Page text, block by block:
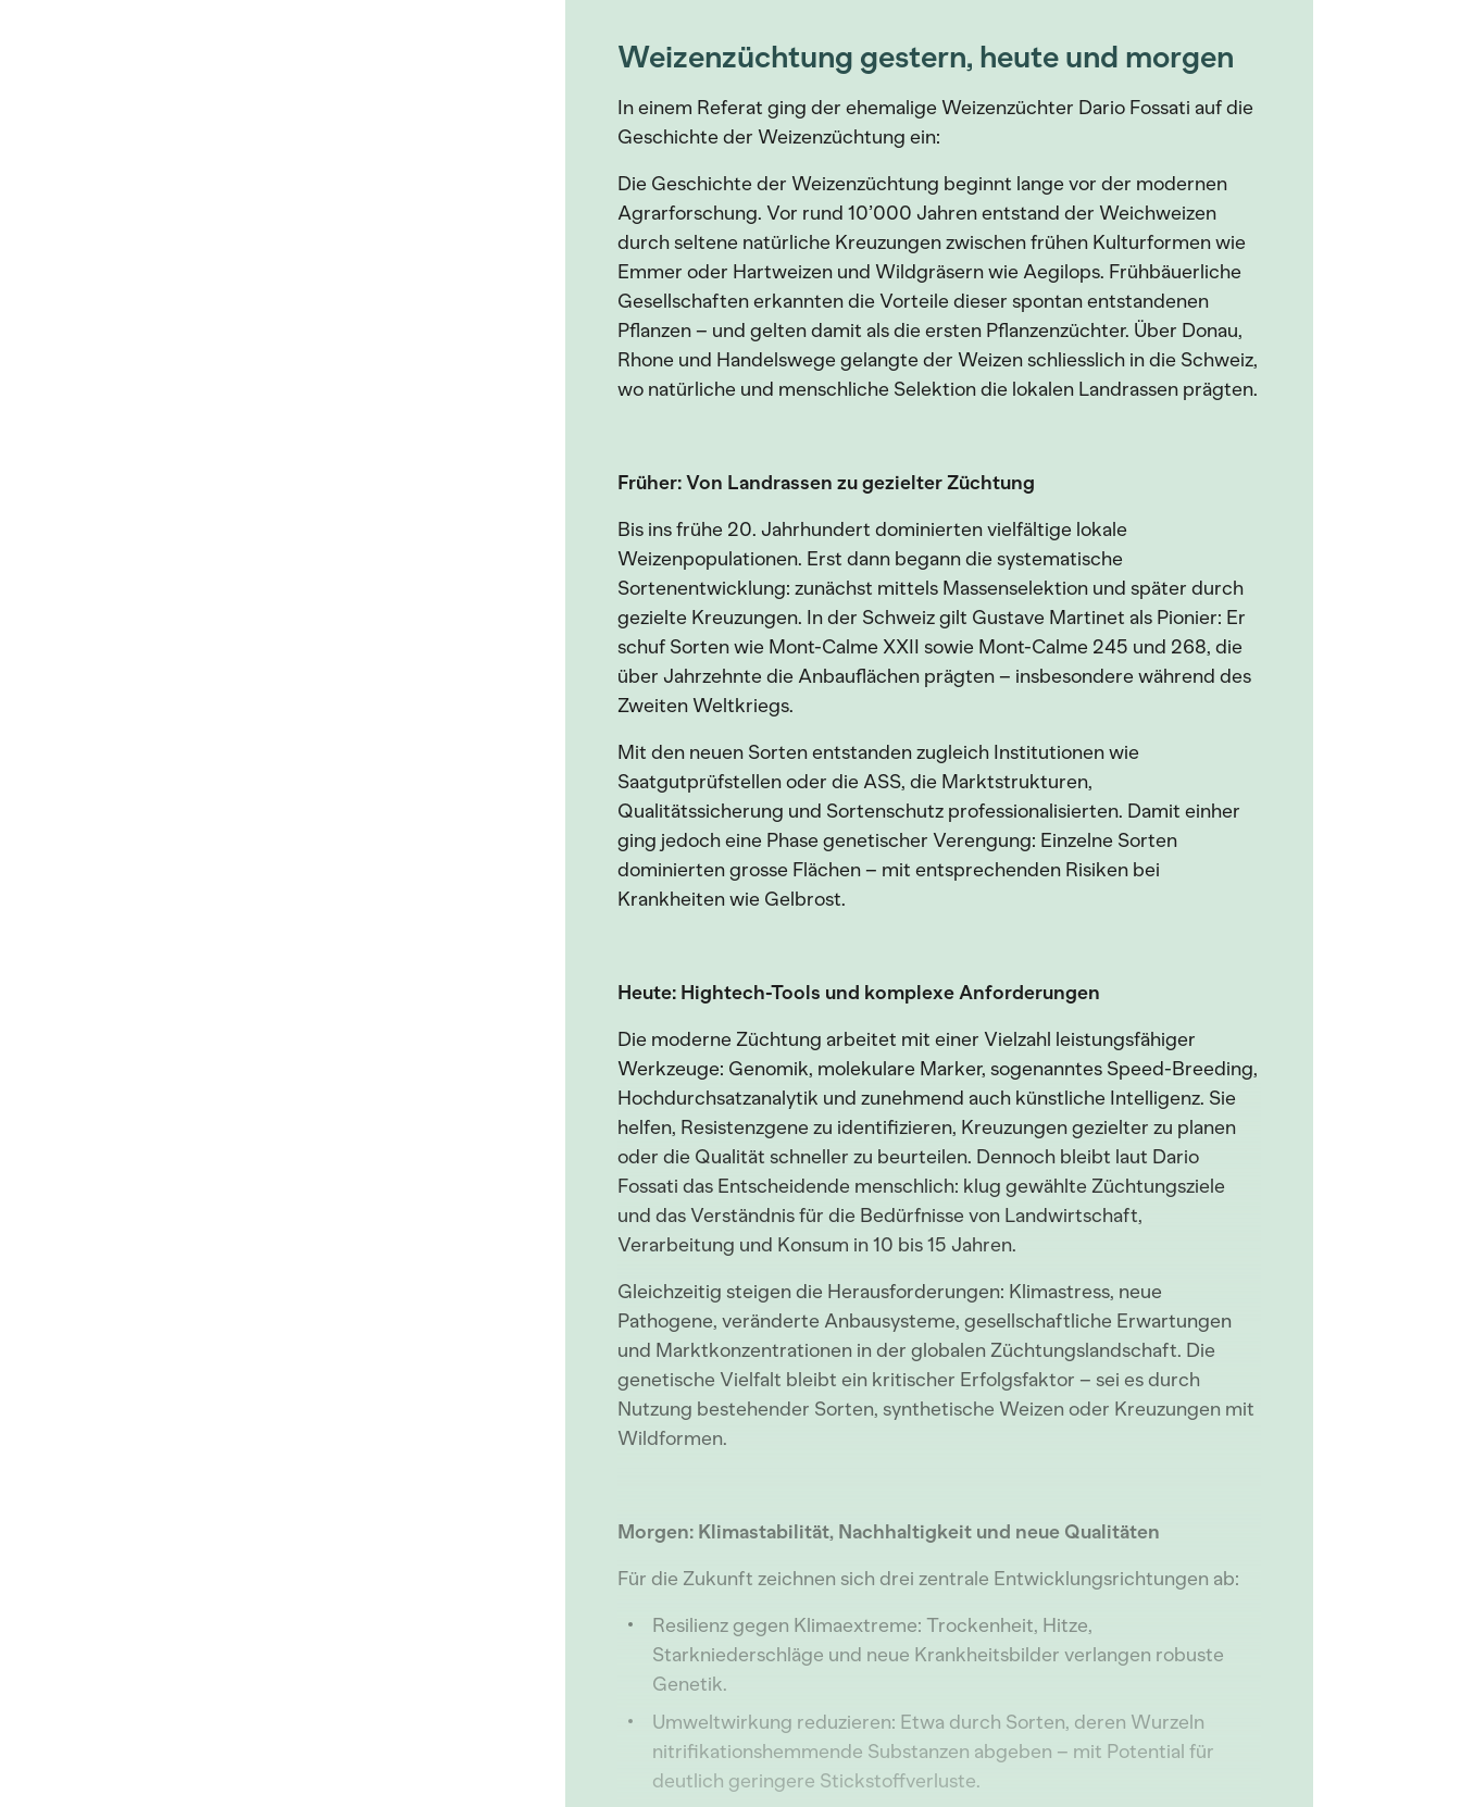
Weizenzüchtung gestern, heute und morgen
In einem Referat ging der ehemalige Weizenzüchter Dario Fossati auf die
Geschichte der Weizenzüchtung ein:
Die Geschichte der Weizenzüchtung beginnt lange vor der modernen
Agrarforschung. Vor rund 10’000 Jahren entstand der Weichweizen
durch seltene natürliche Kreuzungen zwischen frühen Kulturformen wie
Emmer oder Hartweizen und Wildgräsern wie Aegilops. Frühbäuerliche
Gesellschaften erkannten die Vorteile dieser spontan entstandenen
Pflanzen – und gelten damit als die ersten Pflanzenzüchter. Über Donau,
Rhone und Handelswege gelangte der Weizen schliesslich in die Schweiz,
wo natürliche und menschliche Selektion die lokalen Landrassen prägten.
Früher: Von Landrassen zu gezielter Züchtung
Bis ins frühe 20. Jahrhundert dominierten vielfältige lokale
Weizenpopulationen. Erst dann begann die systematische
Sortenentwicklung: zunächst mittels Massenselektion und später durch
gezielte Kreuzungen. In der Schweiz gilt Gustave Martinet als Pionier: Er
schuf Sorten wie Mont-Calme XXII sowie Mont-Calme 245 und 268, die
über Jahrzehnte die Anbauflächen prägten – insbesondere während des
Zweiten Weltkriegs.
Mit den neuen Sorten entstanden zugleich Institutionen wie
Saatgutprüfstellen oder die ASS, die Marktstrukturen,
Qualitätssicherung und Sortenschutz professionalisierten. Damit einher
ging jedoch eine Phase genetischer Verengung: Einzelne Sorten
dominierten grosse Flächen – mit entsprechenden Risiken bei
Krankheiten wie Gelbrost.
Heute: Hightech-Tools und komplexe Anforderungen
Die moderne Züchtung arbeitet mit einer Vielzahl leistungsfähiger
Werkzeuge: Genomik, molekulare Marker, sogenanntes Speed-Breeding,
Hochdurchsatzanalytik und zunehmend auch künstliche Intelligenz. Sie
helfen, Resistenzgene zu identifizieren, Kreuzungen gezielter zu planen
oder die Qualität schneller zu beurteilen. Dennoch bleibt laut Dario
Fossati das Entscheidende menschlich: klug gewählte Züchtungsziele
und das Verständnis für die Bedürfnisse von Landwirtschaft,
Verarbeitung und Konsum in 10 bis 15 Jahren.
Gleichzeitig steigen die Herausforderungen: Klimastress, neue
Pathogene, veränderte Anbausysteme, gesellschaftliche Erwartungen
und Marktkonzentrationen in der globalen Züchtungslandschaft. Die
genetische Vielfalt bleibt ein kritischer Erfolgsfaktor – sei es durch
Nutzung bestehender Sorten, synthetische Weizen oder Kreuzungen mit
Wildformen.
Morgen: Klimastabilität, Nachhaltigkeit und neue Qualitäten
Für die Zukunft zeichnen sich drei zentrale Entwicklungsrichtungen ab:
Resilienz gegen Klimaextreme: Trockenheit, Hitze,
Starkniederschläge und neue Krankheitsbilder verlangen robuste
Genetik.
Umweltwirkung reduzieren: Etwa durch Sorten, deren Wurzeln
nitrifikationshemmende Substanzen abgeben – mit Potential für
deutlich geringere Stickstoffverluste.